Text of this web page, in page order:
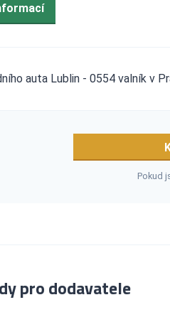
auta Lublin - 0554 valník v
Pokud
pro dodavatele